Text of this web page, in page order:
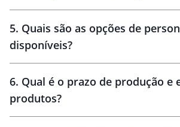
personalização
amostra virtual
5. Quais são as opções de
disponíveis?
6. Qual é o prazo de produção e
produtos?